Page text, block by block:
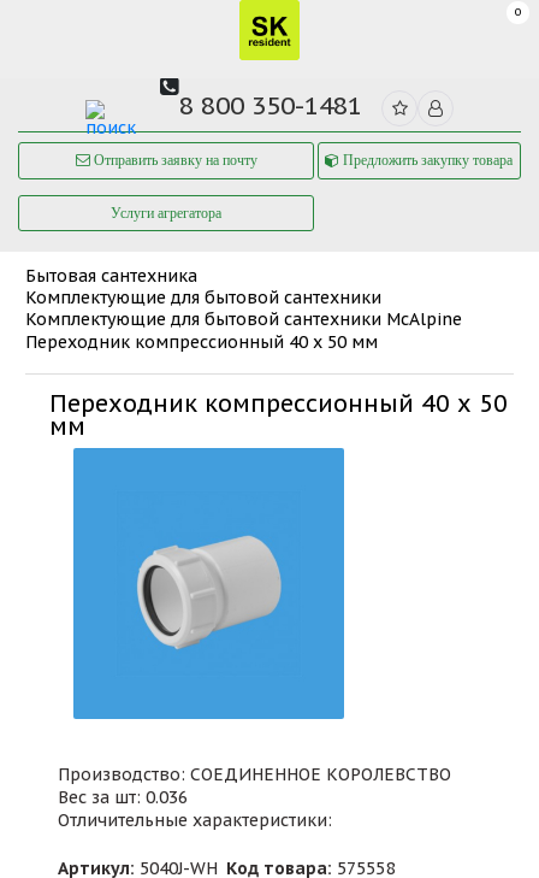
0
8 800 350-1481
Отправить заявку на почту Предложить закупку товара
Услуги агрегатора
Бытовая сантехника
Комплектующие для бытовой сантехники
Комплектующие для бытовой сантехники McAlpine
Переходник компрессионный 40 х 50 мм
Переходник компрессионный 40 х 50
мм
Производство: СОЕДИНЕННОЕ КОРОЛЕВСТВО
Вес за шт: 0.036
Отличительные характеристики:
Артикул: 5040J-WH Код товара: 575558